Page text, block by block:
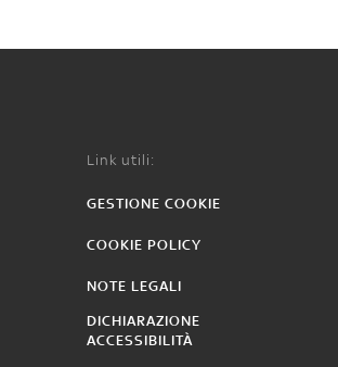
Link utili:
GESTIONE COOKIE
COOKIE POLICY
NOTE LEGALI
DICHIARAZIONE
ACCESSIBILITÀ